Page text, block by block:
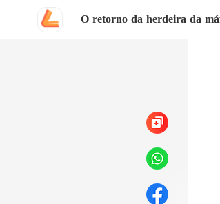
O retorno da herdeira da